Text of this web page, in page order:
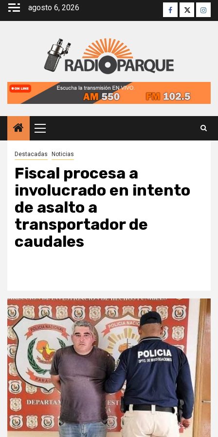
Saltar
agosto 6, 2026 Facebook
Twitter
Menú
principal
Destacadas Noticias
Fiscal procesa a
involucrado en intento
de asalto a
transportador de
caudales